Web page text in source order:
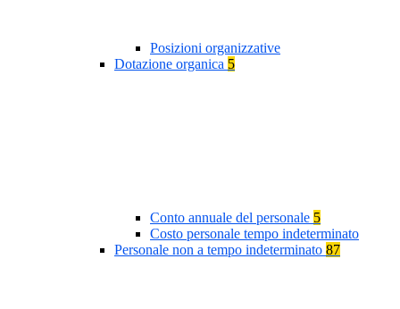
Posizioni organizzative
Dotazione organica 5
Conto annuale del personale 5
Costo personale tempo indeterminato
Personale non a tempo indeterminato 87